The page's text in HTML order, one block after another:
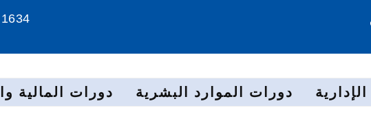
دورات الموارد البشرية دورات المالية